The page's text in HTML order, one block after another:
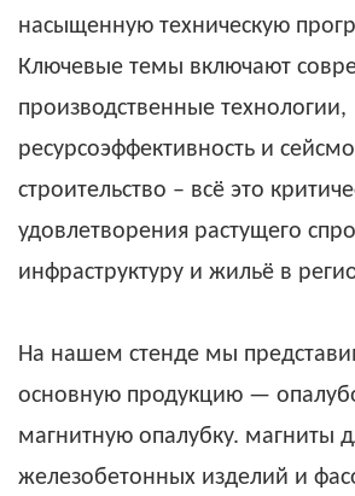
насыщенную техническую
Ключевые темы включают
производственные технологии,
ресурсоэффективность и
строительство – всё это
удовлетворения растущего
инфраструктуру и жильё в
На нашем стенде мы
основную продукцию —
магнитную опалубку. магниты
железобетонных изделий и